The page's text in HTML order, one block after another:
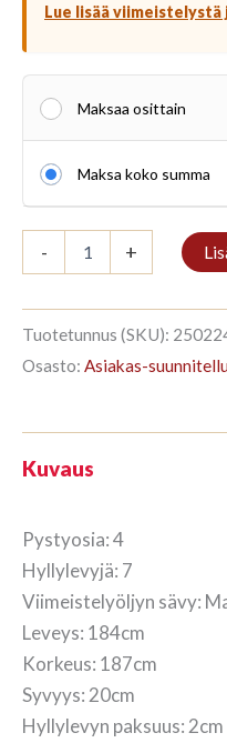
Lue lisää
Maksaa osittain
Maksa koko summa
-
4/7
Mahonki
määrä
+
Tuotetunnus (SKU):
Osasto: Asiakas-
Kuvaus
Pystyosia: 4
Hyllylevyjä: 7
Viimeistelyöljyn sävy:
Leveys: 184cm
Korkeus: 187cm
Syvyys: 20cm
Hyllylevyn paksuus: 2cm